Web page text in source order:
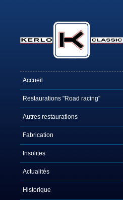
Accueil
Restaurations "Road racing"
Autres restaurations
Fabrication
Insolites
Actualités
Historique